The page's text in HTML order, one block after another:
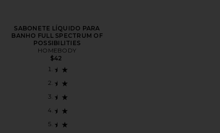
SABONETE LÍQUIDO PARA
BANHO FULL SPECTRUM OF
POSSIBILITIES
HOMEBODY
$42